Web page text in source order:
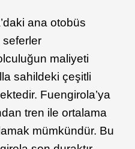
ana otobüs
seferler
maliyeti
sahildeki çeşitli
Fuengirola’ya
tren ile ortalama
mümkündür. Bu